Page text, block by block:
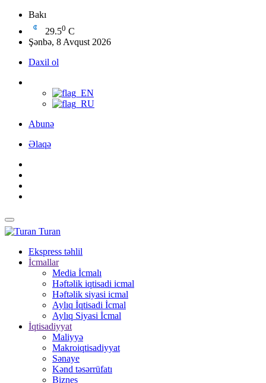
Bakı
29.50 C
Şənbə, 8 Avqust 2026
Daxil ol
Abunə
Əlaqə
Turan
Ekspress təhlil
İcmallar
Media İcmalı
Həftəlik iqtisadi icmal
Həftəlik siyasi icmal
Aylıq İqtisadi İcmal
Aylıq Siyasi İcmal
İqtisadiyyat
Maliyyə
Makroiqtisadiyyat
Sənaye
Kənd təsərrüfatı
Biznes